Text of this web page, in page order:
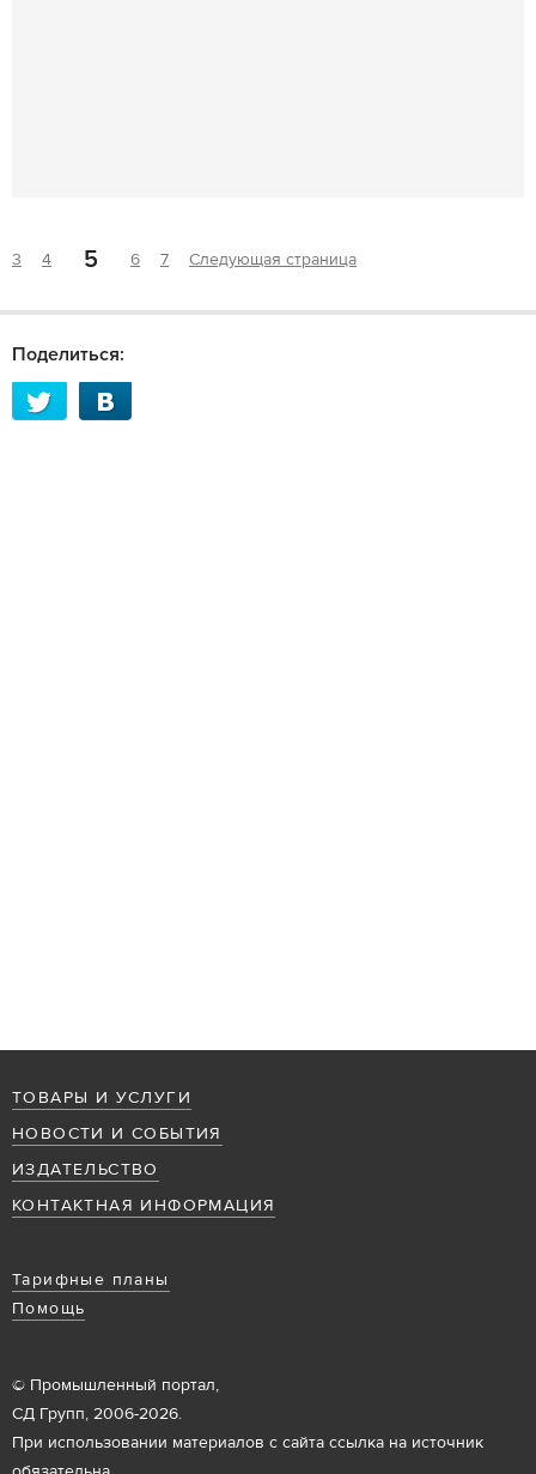
3 4 5 6 7 Следующая страница
Поделиться:
ТОВАРЫ И УСЛУГИ
НОВОСТИ И СОБЫТИЯ
ИЗДАТЕЛЬСТВО
КОНТАКТНАЯ ИНФОРМАЦИЯ
Тарифные планы
Помощь
© Промышленный портал,
СД Групп, 2006-2026.
При использовании материалов с сайта ссылка на источник